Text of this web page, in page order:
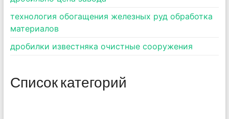
технология обогащения железных руд обработка
материалов
дробилки известняка очистные сооружения
Список категорий